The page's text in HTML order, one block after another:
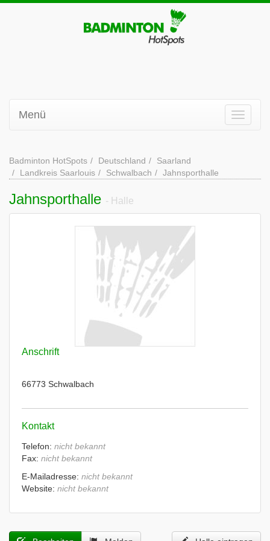
Menü
Badminton HotSpots Deutschland
Saarland
Landkreis Saarlouis
Schwalbach Jahnsporthalle
Jahnsporthalle - Halle
Anschrift
66773 Schwalbach
Kontakt
Telefon: nicht bekannt
Fax: nicht bekannt
E-Mailadresse: nicht bekannt
Website: nicht bekannt